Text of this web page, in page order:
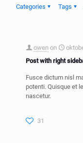
Categories Tags
owen on
Post with right
Fusce dictum nisl
potenti. Quisque et
nascetur.
31